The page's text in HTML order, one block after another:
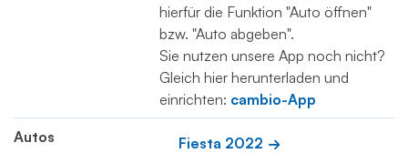
hierfür die Funktion "Auto öffnen"
bzw. "Auto abgeben".
Sie nutzen unsere App noch nicht?
Gleich hier herunterladen und
einrichten: cambio-App
Autos Fiesta 2022